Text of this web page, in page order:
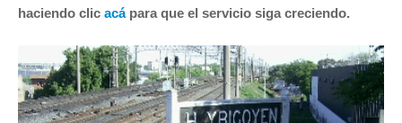
haciendo clic acápara que el servicio siga creciendo.